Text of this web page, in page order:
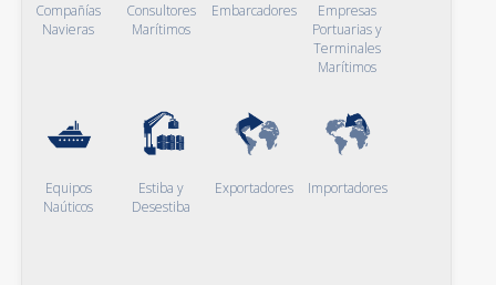
Compañías
Navieras
Consultores
Marítimos
Embarcadores
Empresas
Portuarias y
Terminales
Marítimos
Equipos
Naúticos
Estiba y
Desestiba
Exportadores Importadores